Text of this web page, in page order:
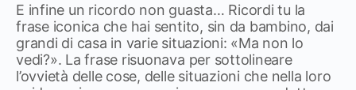
E infine un ricordo non guasta… Ricordi tu la
frase iconica che hai sentito, sin da bambino, dai
grandi di casa in varie situazioni: «Ma non lo
vedi?». La frase risuonava per sottolineare
l’ovvietà delle cose, delle situazioni che nella loro